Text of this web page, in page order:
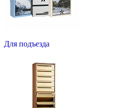
Для подъезда